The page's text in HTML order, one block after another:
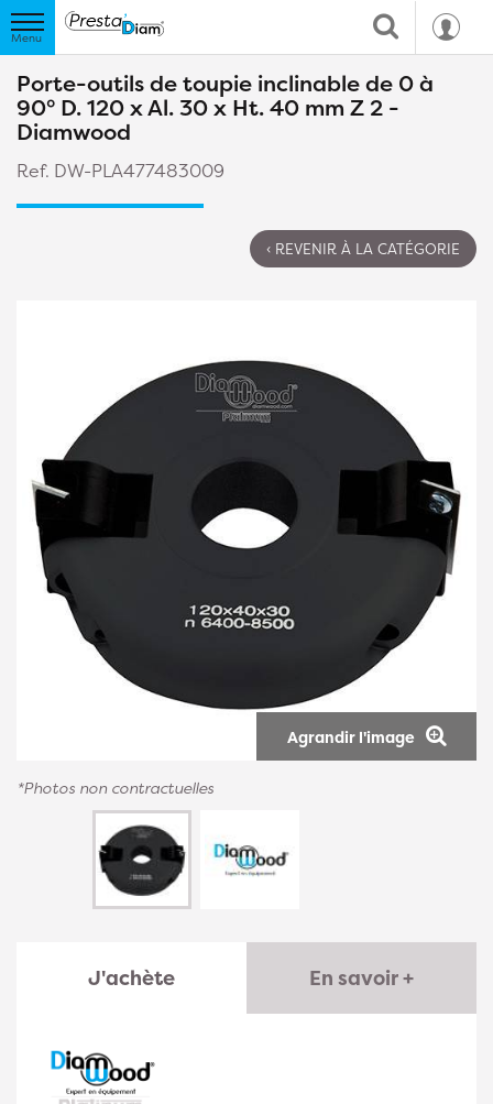
Porte-outils de toupie inclinable de 0 à
90° D. 120 x Al. 30 x Ht. 40 mm Z 2 -
Diamwood
Ref. DW-PLA477483009
‹ REVENIR À LA CATÉGORIE
Agrandir l'image
*Photos non contractuelles
J'achète En savoir +